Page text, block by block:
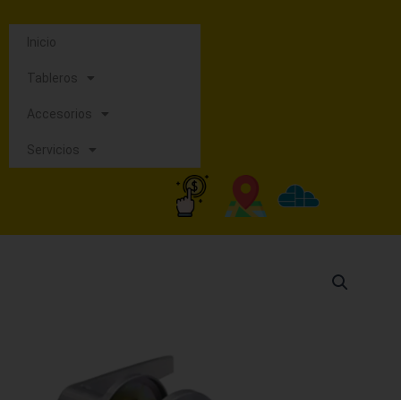
Inicio
Tableros
Accesorios
Servicios